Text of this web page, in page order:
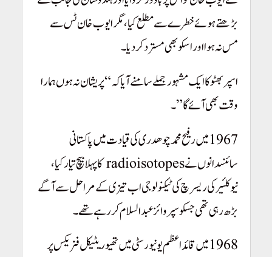
بڑھتے ہوئے خطرے سے مطلع کیا، مگر ایوب خان ٹس سے
مس نہ ہوا اور اسکو بھی مسترد کر دیا۔
اسپر بھٹو کا ایک مشہور جملے سامنے آیا کہ “پریشان نہ ہوں ہمارا
وقت بھی آئے گا”۔
1967 میں رفیح محمد چوھدری کی قیادت میں پاکستانی
سائنسدانوں نے radioisotopes کا پہلا بیچ تیار کیا،
نیوکلئیر کی ریسرچ کی ٹیکنولوجی اب تیزی کے مراحل سے آگے
بڑھ رہی تھی جسکو سپروائز عبدالسلام کر رہے تھے۔
1968 میں قائد اعظم یونیورسٹی میں تھیوریٹیکل فزیکس پر